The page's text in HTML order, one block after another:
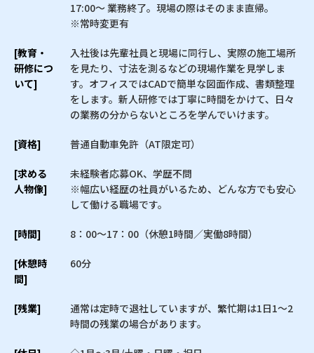
17:00〜 業務終了。現場の際はそのまま直帰。
※常時変更有
[教育・
研修につ
いて]
入社後は先輩社員と現場に同行し、実際の施工場所
を見たり、寸法を測るなどの現場作業を見学しま
す。オフィスではCADで簡単な図面作成、書類整理
をします。新人研修では丁寧に時間をかけて、日々
の業務の分からないところを学んでいけます。
[資格] 普通自動車免許（AT限定可）
[求める
人物像]
未経験者応募OK、学歴不問
※幅広い経歴の社員がいるため、どんな方でも安心
して働ける職場です。
[時間] 8：00〜17：00（休憩1時間／実働8時間）
[休憩時
間]
60分
[残業]
通常は定時で退社していますが、繁忙期は1日1〜2
時間の残業の場合があります。